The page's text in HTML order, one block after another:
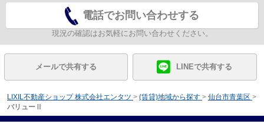
電話でお問い合わせする
現況の確認はお気軽にお問い合わせください。
メールで共有する LINEで共有する
LIXIL不動産ショップ 株式会社エンタツ > (賃貸)地域から探す > 仙台市青葉区 >
バリューⅡ